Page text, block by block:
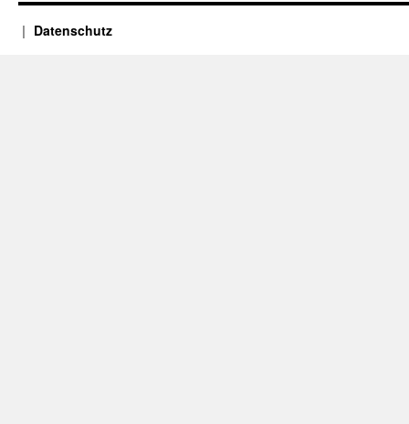
Datenschutz